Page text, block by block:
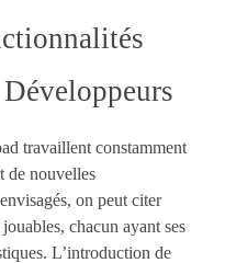
travaillent constamment
de nouvelles
on peut citer
chacun ayant ses
L’introduction de